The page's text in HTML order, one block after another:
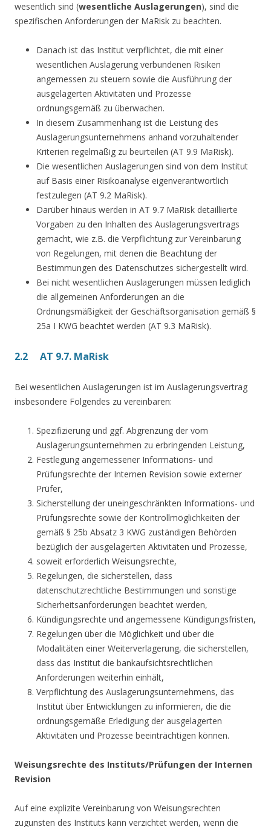
wesentlich sind (wesentliche Auslagerungen), sind die
spezifischen Anforderungen der MaRisk zu beachten.
Danach ist das Institut verpflichtet, die mit einer
wesentlichen Auslagerung verbundenen Risiken
angemessen zu steuern sowie die Ausführung der
ausgelagerten Aktivitäten und Prozesse
ordnungsgemäß zu überwachen.
In diesem Zusammenhang ist die Leistung des
Auslagerungsunternehmens anhand vorzuhaltender
Kriterien regelmäßig zu beurteilen (AT 9.9 MaRisk).
Die wesentlichen Auslagerungen sind von dem Institut
auf Basis einer Risikoanalyse eigenverantwortlich
festzulegen (AT 9.2 MaRisk).
Darüber hinaus werden in AT 9.7 MaRisk detaillierte
Vorgaben zu den Inhalten des Auslagerungsvertrags
gemacht, wie z.B. die Verpflichtung zur Vereinbarung
von Regelungen, mit denen die Beachtung der
Bestimmungen des Datenschutzes sichergestellt wird.
Bei nicht wesentlichen Auslagerungen müssen lediglich
die allgemeinen Anforderungen an die
Ordnungsmäßigkeit der Geschäftsorganisation gemäß §
25a I KWG beachtet werden (AT 9.3 MaRisk).
2.2 AT 9.7. MaRisk
Bei wesentlichen Auslagerungen ist im Auslagerungsvertrag
insbesondere Folgendes zu vereinbaren:
Spezifizierung und ggf. Abgrenzung der vom
Auslagerungsunternehmen zu erbringenden Leistung,
Festlegung angemessener Informations- und
Prüfungsrechte der Internen Revision sowie externer
Prüfer,
Sicherstellung der uneingeschränkten Informations- und
Prüfungsrechte sowie der Kontrollmöglichkeiten der
gemäß § 25b Absatz 3 KWG zuständigen Behörden
bezüglich der ausgelagerten Aktivitäten und Prozesse,
soweit erforderlich Weisungsrechte,
Regelungen, die sicherstellen, dass
datenschutzrechtliche Bestimmungen und sonstige
Sicherheitsanforderungen beachtet werden,
Kündigungsrechte und angemessene Kündigungsfristen,
Regelungen über die Möglichkeit und über die
Modalitäten einer Weiterverlagerung, die sicherstellen,
dass das Institut die bankaufsichtsrechtlichen
Anforderungen weiterhin einhält,
Verpflichtung des Auslagerungsunternehmens, das
Institut über Entwicklungen zu informieren, die die
ordnungsgemäße Erledigung der ausgelagerten
Aktivitäten und Prozesse beeinträchtigen können.
Weisungsrechte des Instituts/Prüfungen der Internen
Revision
Auf eine explizite Vereinbarung von Weisungsrechten
zugunsten des Instituts kann verzichtet werden, wenn die